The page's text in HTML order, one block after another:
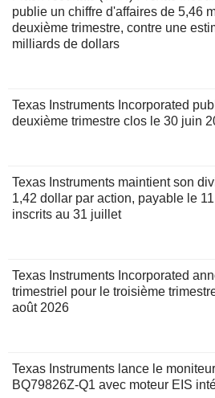
publie un chiffre d'affaires de 5,46
deuxième trimestre, contre une
milliards de dollars
Texas Instruments Incorporated
deuxième trimestre clos le 30 juin
Texas Instruments maintient son
1,42 dollar par action, payable le
inscrits au 31 juillet
Texas Instruments Incorporated
trimestriel pour le troisième
août 2026
Texas Instruments lance le
BQ79826Z-Q1 avec moteur EIS